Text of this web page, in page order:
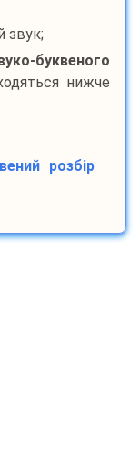
звук;
буквеного
нижче
розбір